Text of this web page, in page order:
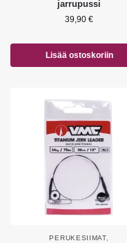
jarrupussi
39,90 €
Lisää ostoskoriin
PERUKESIIMAT,